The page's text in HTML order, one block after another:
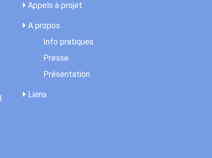
Appels à projet
A propos
Info pratiques
Presse
Présentation
Liens